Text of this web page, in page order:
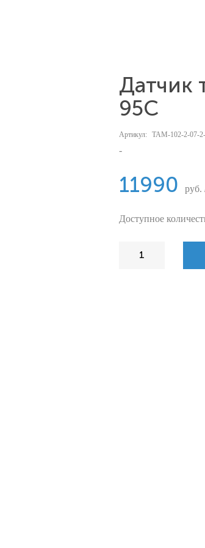
Датчик
95С
Артикул: ТАМ-102-2-07-
-
11990 руб.
Доступное